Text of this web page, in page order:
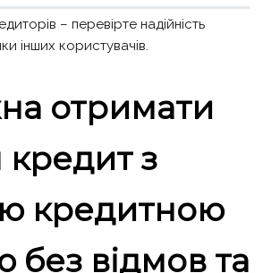
– перевірте надійність
інших користувачів.
отримати
з
кредитною
без відмов та